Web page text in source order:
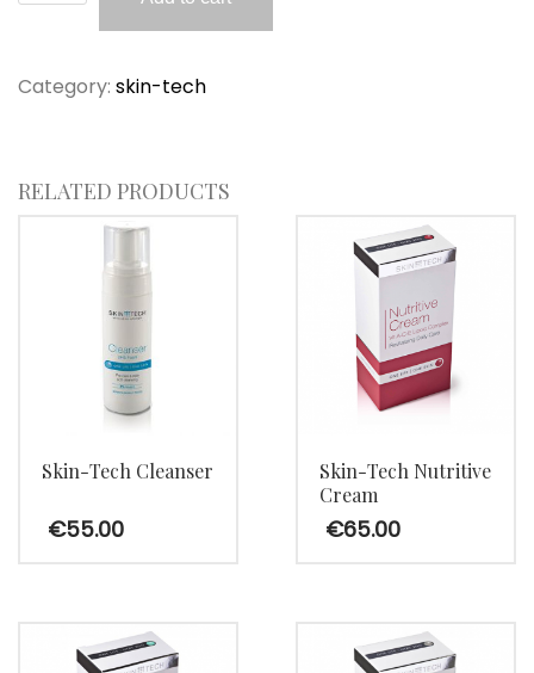
SPF30
Category: skin-tech
RELATED PRODUCTS
Skin-Tech Cleanser
€55.00
Skin-Tech Nutritive
Cream
€65.00